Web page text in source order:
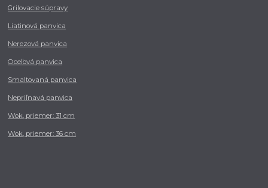
Grilovacie súpravy
Liatinová panvica
Nerezová panvica
Oceľová panvica
Smaltovaná panvica
Nepriľnavá panvica
Wok, priemer: 31 cm
Wok, priemer: 36 cm